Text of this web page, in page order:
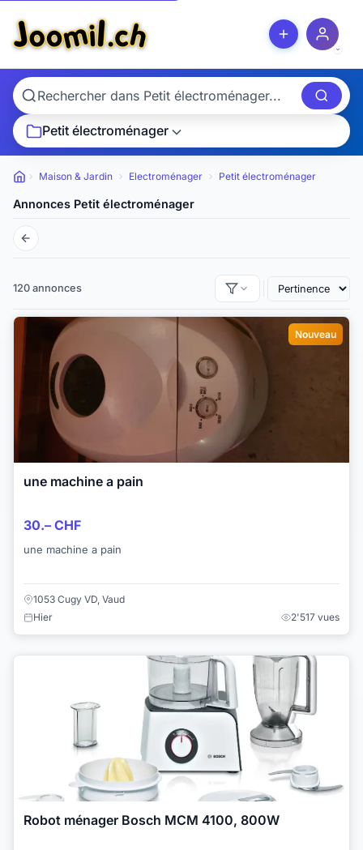
Petit électroménager
Petites annonces
Maison & Jardin Electroménager Petit électroménager
Annonces Petit électroménager
120 annonces
Nouveau
une machine a pain
30.– CHF
une machine a pain
1053 Cugy VD, Vaud
Hier
2'517 vues
Robot ménager Bosch MCM 4100, 800W